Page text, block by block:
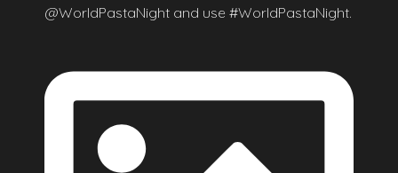
@WorldPastaNight and use #WorldPastaNight.